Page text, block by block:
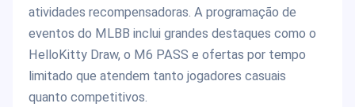
atividades recompensadoras. A programação de
eventos do MLBB inclui grandes destaques como o
HelloKitty Draw, o M6 PASS e ofertas por tempo
limitado que atendem tanto jogadores casuais
quanto competitivos.